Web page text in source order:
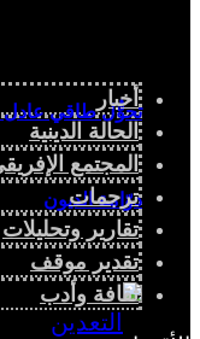
تحوُّل طاقي عادل
دوّامة الديون
أخبار
الحالة الدينية
المجتمع
ترجمات
تقارير وتحليلات
تقدير موقف
ثقافة وأدب